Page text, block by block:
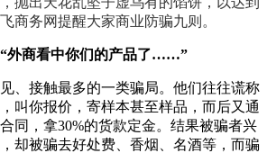
商务网提醒大家商业防骗九则。
外商看中你们的产品了……”
、接触最多的一类骗局。他们往往谎称
叫你报价，寄样本甚至样品，而后又通
同，拿30%的货款定金。结果被骗者兴
却被骗去好处费、香烟、名酒等，而骗